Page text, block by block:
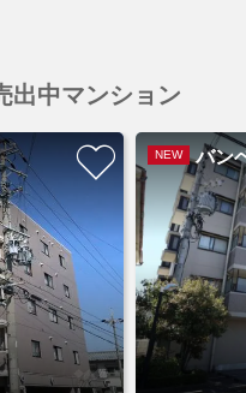
出中マンション
NEW バン